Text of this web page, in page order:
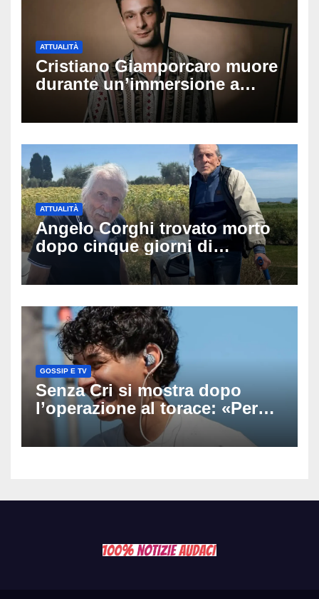
ATTUALITÀ
Cristiano Giamporcaro muore
durante un’immersione a
Lampedusa: aperta
un’inchiesta per omicidio
tragedia
ATTUALITÀ
Angelo Corghi trovato morto
dopo cinque giorni di
ricerche: il giallo dell’80enne
scomparso dopo essere
GOSSIP E TV
Senza Cri si mostra dopo
l’operazione al torace: «Per
anni mi sentivo in trappola», il
racconto sul difficile percorso